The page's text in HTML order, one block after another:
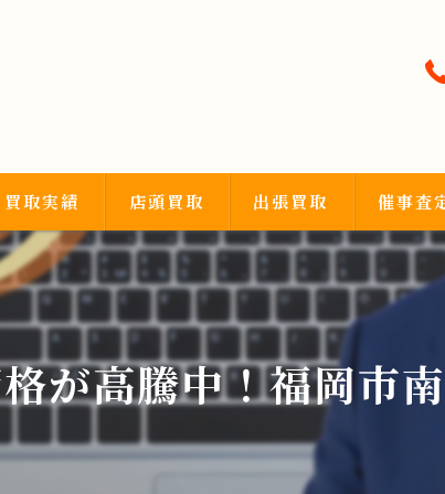
類
買取実績 店頭買取 出張買取 催事査
が高騰中！福岡市